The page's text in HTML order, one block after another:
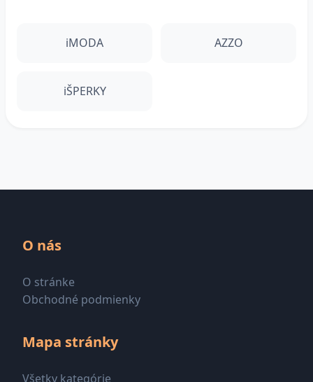
iMODA AZZO
iŠPERKY
O nás
O stránke
Obchodné podmienky
Mapa stránky
Všetky kategórie